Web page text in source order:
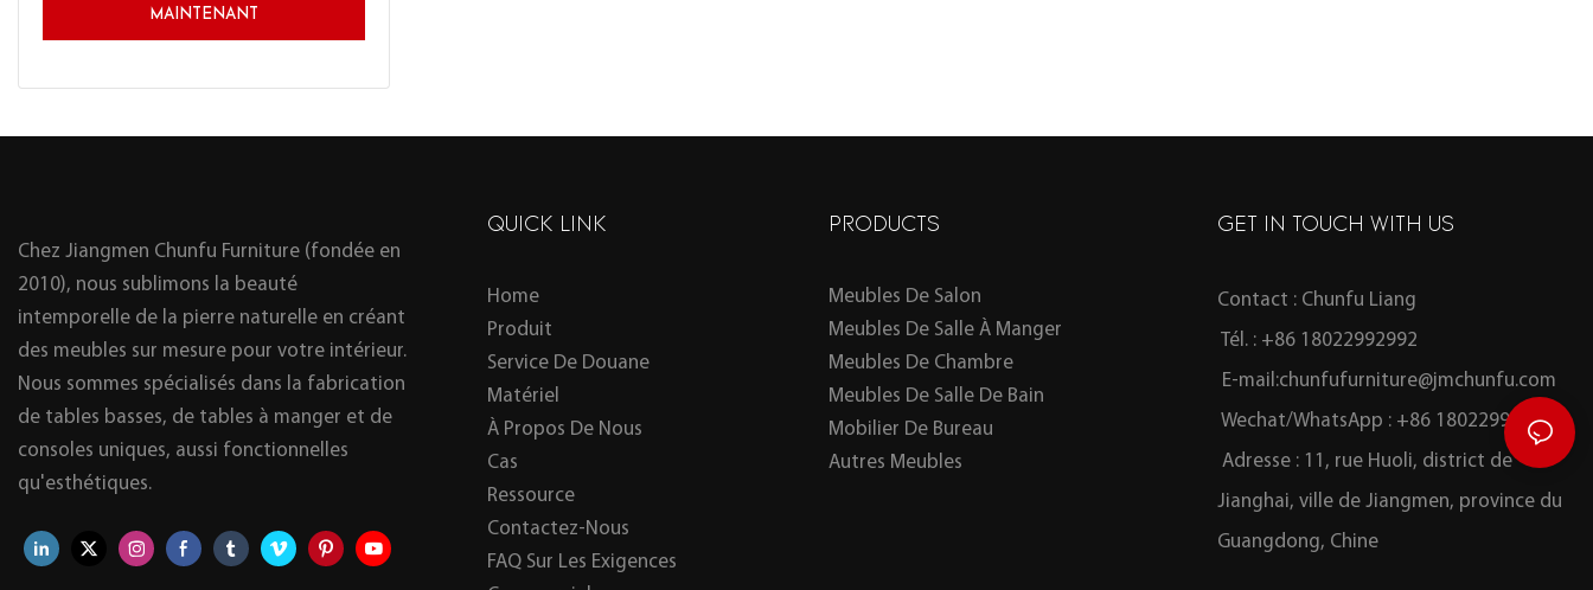
MAINTENANT
Chez Jiangmen Chunfu Furniture (fondée en
2010), nous sublimons la beauté
intemporelle de la pierre naturelle en créant
des meubles sur mesure pour votre intérieur.
Nous sommes spécialisés dans la fabrication
de tables basses, de tables à manger et de
consoles uniques, aussi fonctionnelles
qu'esthétiques.
QUICK LINK
Home
Produit
Service De Douane
Matériel
À Propos De Nous
Cas
Ressource
Contactez-Nous
FAQ Sur Les Exigences
PRODUCTS
Meubles De Salon
Meubles De Salle À Manger
Meubles De Chambre
Meubles De Salle De Bain
Mobilier De Bureau
Autres Meubles
GET IN TOUCH WITH US
Contact : Chunfu Liang
Tél. : +86 18022992992
E-mail:chunfufurniture@jmchunfu.com
Wechat/WhatsApp : +86 18022992992
Adresse : 11, rue Huoli, district de
Jianghai, ville de Jiangmen, province du
Guangdong, Chine